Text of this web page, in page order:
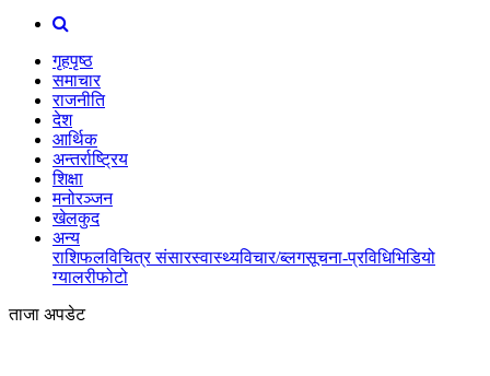
गृहपृष्ठ
समाचार
राजनीति
देश
आर्थिक
अन्तर्राष्ट्रिय
शिक्षा
मनोरञ्जन
खेलकुद
अन्य
राशिफलविचित्र संसारस्वास्थ्यविचार/ब्लगसूचना-प्रविधिभिडियो
ग्यालरीफोटो
ताजा अपडेट